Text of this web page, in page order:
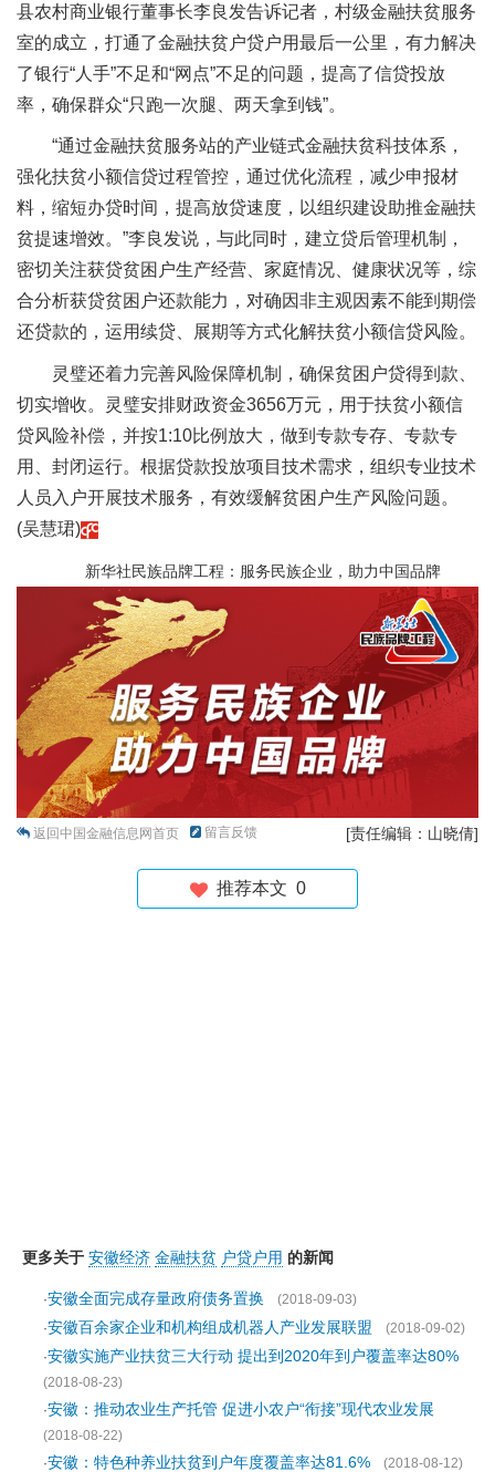
县农村商业银行董事长李良发告诉记者，村级金融扶贫服务
室的成立，打通了金融扶贫户贷户用最后一公里，有力解决
了银行“人手”不足和“网点”不足的问题，提高了信贷投放
率，确保群众“只跑一次腿、两天拿到钱”。
“通过金融扶贫服务站的产业链式金融扶贫科技体系，
强化扶贫小额信贷过程管控，通过优化流程，减少申报材
料，缩短办贷时间，提高放贷速度，以组织建设助推金融扶
贫提速增效。”李良发说，与此同时，建立贷后管理机制，
密切关注获贷贫困户生产经营、家庭情况、健康状况等，综
合分析获贷贫困户还款能力，对确因非主观因素不能到期偿
还贷款的，运用续贷、展期等方式化解扶贫小额信贷风险。
灵璧还着力完善风险保障机制，确保贫困户贷得到款、
切实增收。灵璧安排财政资金3656万元，用于扶贫小额信
贷风险补偿，并按1:10比例放大，做到专款专存、专款专
用、封闭运行。根据贷款投放项目技术需求，组织专业技术
人员入户开展技术服务，有效缓解贫困户生产风险问题。
(吴慧珺)
新华社民族品牌工程：服务民族企业，助力中国品牌
返回中国金融信息网首页 留言反馈 [责任编辑：山晓倩]
推荐本文 0
更多关于 安徽经济 金融扶贫 户贷户用 的新闻
·安徽全面完成存量政府债务置换
(2018-09-03)
·安徽百余家企业和机构组成机器人产业发展联盟
(2018-09-02)
·安徽实施产业扶贫三大行动 提出到2020年到户覆盖率达80%
(2018-08-23)
·安徽：推动农业生产托管 促进小农户“衔接”现代农业发展
(2018-08-22)
·安徽：特色种养业扶贫到户年度覆盖率达81.6% (2018-08-12)